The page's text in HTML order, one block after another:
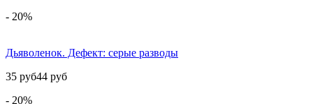
- 20%
Дьяволенок. Дефект: серые разводы
35 руб44 руб
- 20%